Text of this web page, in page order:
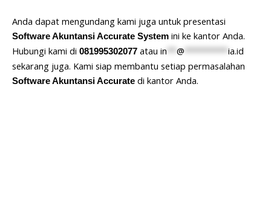
Anda dapat mengundang kami juga untuk presentasi
Software Akuntansi Accurate System ini ke kantor Anda.
Hubungi kami di 081995302077 atau in @
ia.id
sekarang juga. Kami siap membantu setiap permasalahan
Software Akuntansi Accurate di kantor Anda.